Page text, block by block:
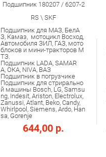
Подшипник 180207 / 6207-2
RS \ SKF
Подшипник для МАЗ, БелА
З, Камаз, мотоцикл Восход,
Автомобиля ЗИЛ, ГАЗ, мото
блоков и мини-тракторов М
ТЗ.
Подшипник LADA, SAMAR
A, ОКА, NIVA, ВАЗ
Подшипник в погрузчике
Подшипник для стрирально
й машины Bosch, LG, Samsu
ng, Indesit, Ariston, Electrolux,
Zanussi, Atlant, Beko, Candy,
Whirlpool, Siemens, Ardo, Han
sa, Gorenje
644,00 р.